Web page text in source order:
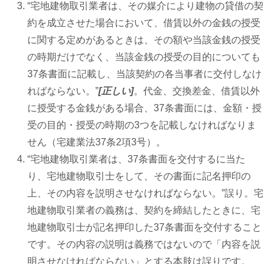
“宅地建物取引業者は、その媒介により建物の貸借の契
約を成立させた場合において、借賃以外の金銭の授受
に関する定めがあるときは、その額や当該金銭の授受
の時期だけでなく、当該金銭の授受の目的についても
37条書面に記載し、当該契約の各当事者に交付しなけ
ればならない。”[正しい]。代金、交換差金、借賃以外
に授受する金銭がある場合、37条書面には、金額・授
受の目的・授受の時期の3つを記載しなければなりま
せん（宅建業法37条2項3号）。
“宅地建物取引業者は、37条書面を交付するに当た
り、宅地建物取引士をして、その書面に記名押印の
上、その内容を説明させなければならない。”誤り。宅
地建物取引業者の義務は、契約を締結したときに、宅
地建物取引士が記名押印した37条書面を交付すること
です。その内容の説明は義務ではないので「内容を説
明させなければならない」とする本肢は誤りです。